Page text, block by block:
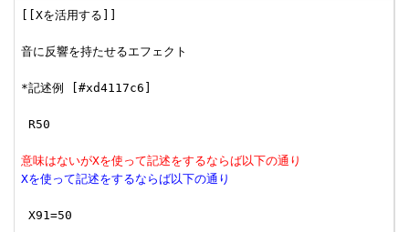
[[Xを活用する]]
音に反響を持たせるエフェクト
*記述例 [#xd4117c6]
R50
意味はないがXを使って記述をするならば以下の通り
Xを使って記述をするならば以下の通り
X91=50